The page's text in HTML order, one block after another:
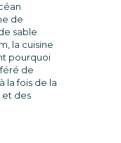
de
sable
la cuisine
pourquoi
de
la fois de la
des